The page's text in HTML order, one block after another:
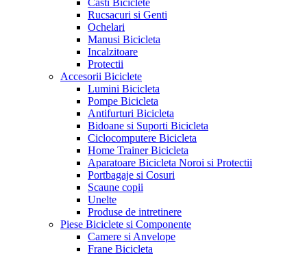
Casti Biciclete
Rucsacuri si Genti
Ochelari
Manusi Bicicleta
Incalzitoare
Protectii
Accesorii Biciclete
Lumini Bicicleta
Pompe Bicicleta
Antifurturi Bicicleta
Bidoane si Suporti Bicicleta
Ciclocomputere Bicicleta
Home Trainer Bicicleta
Aparatoare Bicicleta Noroi si Protectii
Portbagaje si Cosuri
Scaune copii
Unelte
Produse de intretinere
Piese Biciclete si Componente
Camere si Anvelope
Frane Bicicleta